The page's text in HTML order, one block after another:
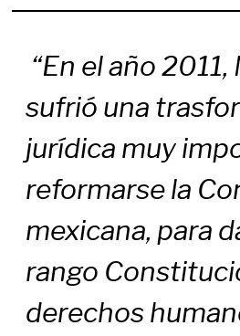
“En el año
sufrió una
jurídica muy
reformarse la
mexicana, para
rango
derechos